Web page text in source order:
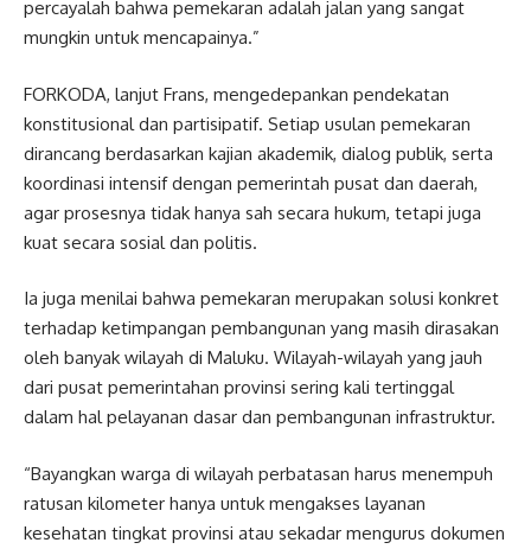
percayalah bahwa pemekaran adalah jalan yang sangat
mungkin untuk mencapainya.”
FORKODA, lanjut Frans, mengedepankan pendekatan
konstitusional dan partisipatif. Setiap usulan pemekaran
dirancang berdasarkan kajian akademik, dialog publik, serta
koordinasi intensif dengan pemerintah pusat dan daerah,
agar prosesnya tidak hanya sah secara hukum, tetapi juga
kuat secara sosial dan politis.
Ia juga menilai bahwa pemekaran merupakan solusi konkret
terhadap ketimpangan pembangunan yang masih dirasakan
oleh banyak wilayah di Maluku. Wilayah-wilayah yang jauh
dari pusat pemerintahan provinsi sering kali tertinggal
dalam hal pelayanan dasar dan pembangunan infrastruktur.
“Bayangkan warga di wilayah perbatasan harus menempuh
ratusan kilometer hanya untuk mengakses layanan
kesehatan tingkat provinsi atau sekadar mengurus dokumen